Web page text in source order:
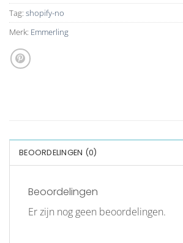
Tag: shopify-no
Merk: Emmerling
BEOORDELINGEN (0)
Beoordelingen
Er zijn nog geen beoordelingen.